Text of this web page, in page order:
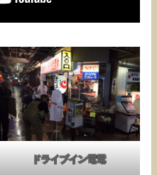
ドライブイン電電